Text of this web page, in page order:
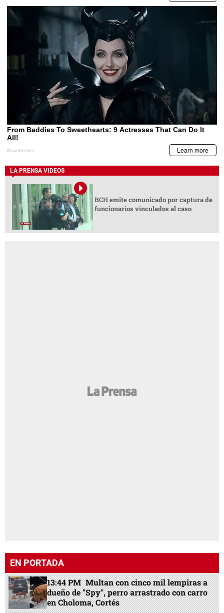
LA PRENSA VIDEOS
BCH emite comunicado por captura de
funcionarios vinculados al caso
EN PORTADA
13:44 PM Multan con cinco mil lempiras a
dueño de "Spy", perro arrastrado con carro
en Choloma, Cortés